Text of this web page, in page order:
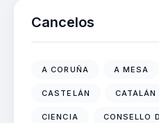
Cancelos
A CORUÑA A MESA
CASTELÁN CATALÁN
CIENCIA CONSELLO